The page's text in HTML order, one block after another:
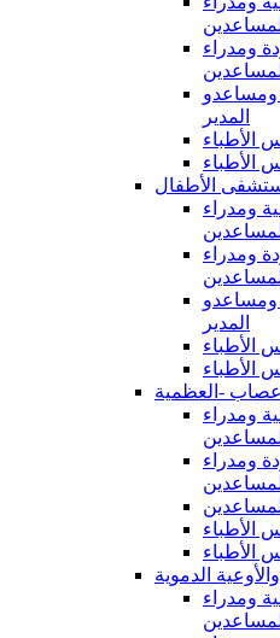
ومدراء
ومساعدو
المدير
الأطباء
الأطباء
الأطفال
ومدراء
ومدراء
ومساعدو
المدير
الأطباء
الأطباء
-العظمية
ومدراء
ومدراء
الأطباء
الأطباء
الدموية
ومدراء